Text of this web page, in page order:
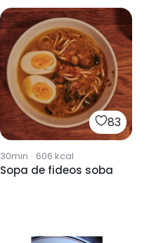
83
30min · 606 kcal
Sopa de fideos soba